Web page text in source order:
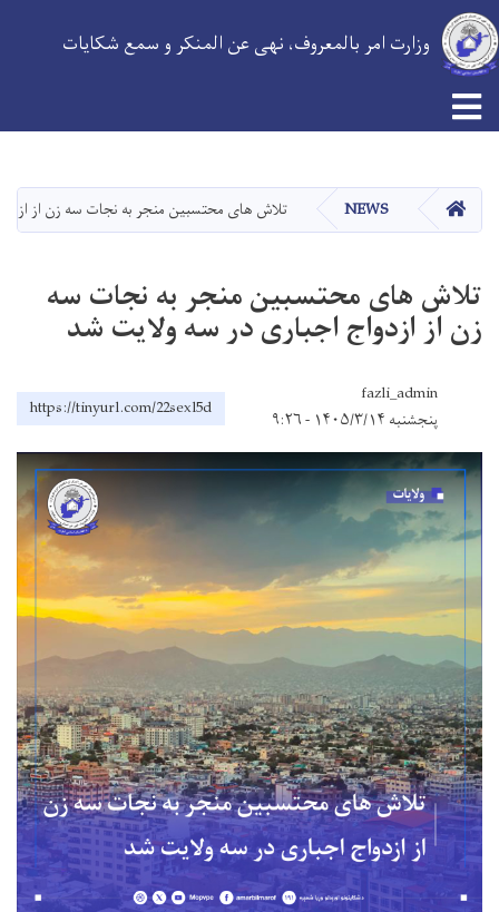
main
content
وزارت امر بالمعروف، نهی عن المنکر و سمع شکایات
HOME
NEWS تلاش های محتسبین منجر به نجات سه زن از
تلاش های محتسبین منجر به نجات سه
زن از ازدواج اجباری در سه ولایت شد
fazli_admin
پنجشنبه ۱۴۰۵/۳/۱۴ - ۹:۲۶
https://tinyurl.com/22sexl5d